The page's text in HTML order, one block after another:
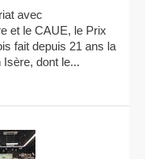
avec
et le CAUE, le Prix
fait depuis 21 ans la
dont le...